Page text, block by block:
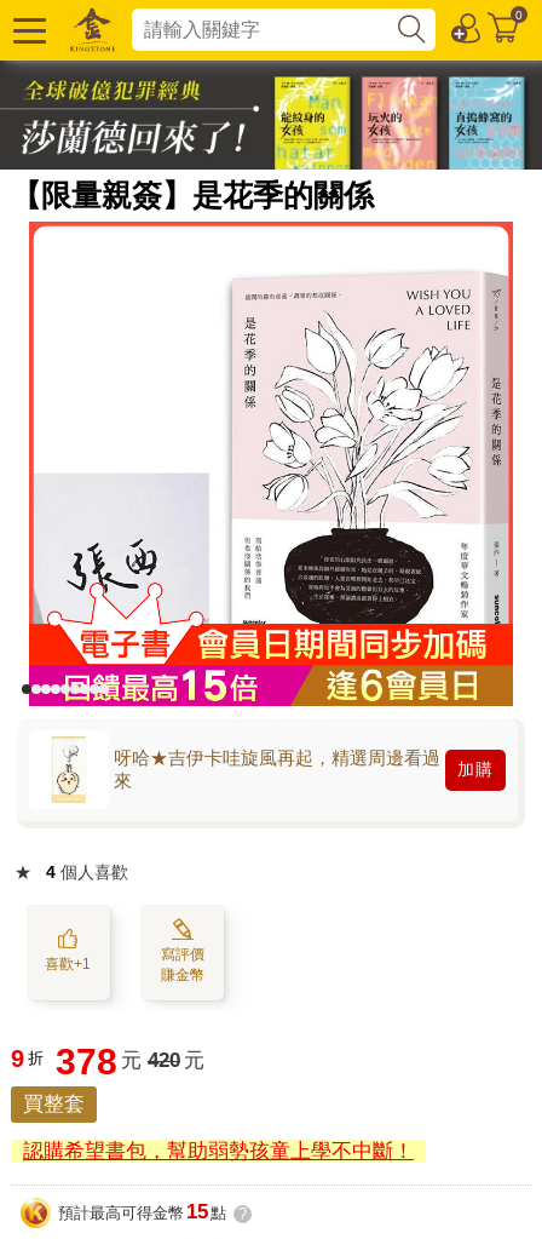
0
【限量親簽】是花季的關係
呀哈★吉伊卡哇旋風再起，精選周邊看過
來
加購
★ 4 個人喜歡
喜歡+1
寫評價
賺金幣
9 折 378 元 420 元
買整套
認購希望書包，幫助弱勢孩童上學不中斷！
預計最高可得金幣 15點 ?